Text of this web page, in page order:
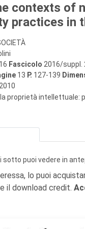
contexts of
practices in
Fascicolo 2016/suppl.
13 P. 127-139
proprietà intellettuale:
sotto puoi vedere in
lo puoi
il download credit.